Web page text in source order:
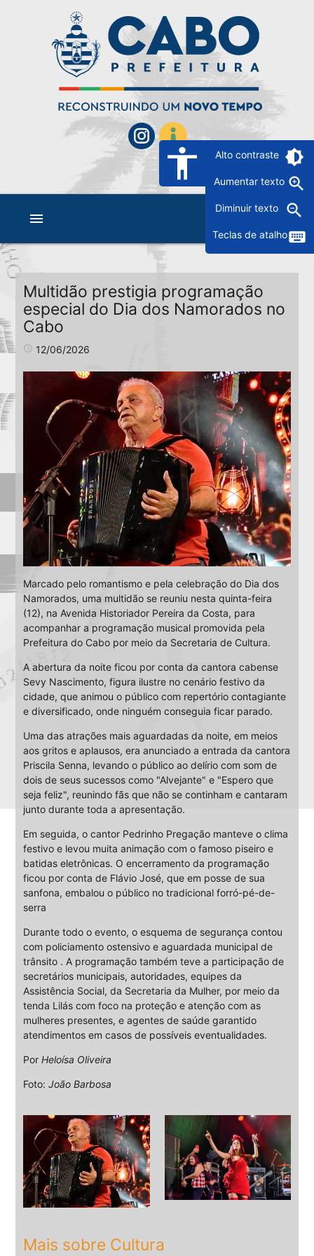
accessibility Alto contraste brightness_6
Aumentar texto zoom_in
Diminuir texto zoom_out
Teclas de atalhokeyboard
menu
Multidão prestigia programação
especial do Dia dos Namorados no
Cabo
access_time 12/06/2026
Marcado pelo romantismo e pela celebração do Dia dos
Namorados, uma multidão se reuniu nesta quinta-feira
(12), na Avenida Historiador Pereira da Costa, para
acompanhar a programação musical promovida pela
Prefeitura do Cabo por meio da Secretaria de Cultura.
A abertura da noite ficou por conta da cantora cabense
Sevy Nascimento, figura ilustre no cenário festivo da
cidade, que animou o público com repertório contagiante
e diversificado, onde ninguém conseguia ficar parado.
Uma das atrações mais aguardadas da noite, em meios
aos gritos e aplausos, era anunciado a entrada da cantora
Priscila Senna, levando o público ao delírio com som de
dois de seus sucessos como "Alvejante" e "Espero que
seja feliz", reunindo fãs que não se continham e cantaram
junto durante toda a apresentação.
Em seguida, o cantor Pedrinho Pregação manteve o clima
festivo e levou muita animação com o famoso piseiro e
batidas eletrônicas. O encerramento da programação
ficou por conta de Flávio José, que em posse de sua
sanfona, embalou o público no tradicional forró-pé-de-
serra
Durante todo o evento, o esquema de segurança contou
com policiamento ostensivo e aguardada municipal de
trânsito . A programação também teve a participação de
secretários municipais, autoridades, equipes da
Assistência Social, da Secretaria da Mulher, por meio da
tenda Lilás com foco na proteção e atenção com as
mulheres presentes, e agentes de saúde garantido
atendimentos em casos de possíveis eventualidades.
Por Heloísa Oliveira
Foto: João Barbosa
Mais sobre Cultura